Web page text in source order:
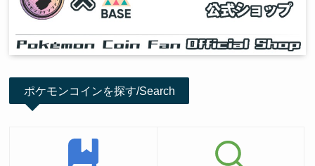
ポケモンコインを探す/Search